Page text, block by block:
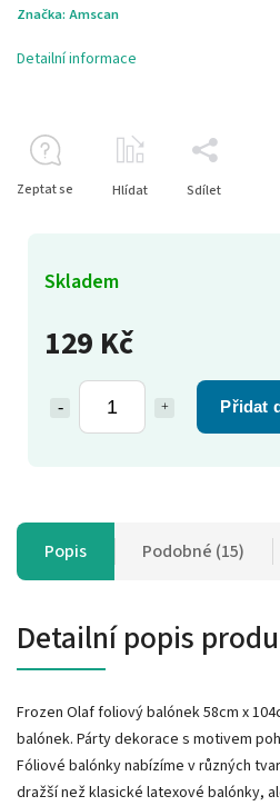
Značka: Amscan
129 Kč
Přidat
Skladem
Detailní informace
Zeptat se Hlídat Sdílet
Popis Podobné (15)
Detailní popis
Frozen Olaf foliový balónek 58cm x
balónek. Párty dekorace s motivem
Fóliové balónky nabízíme v různých
dražší než klasické latexové balónky,